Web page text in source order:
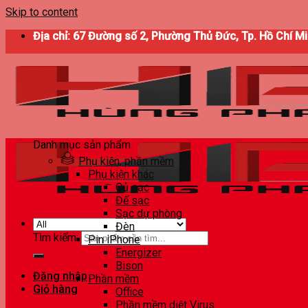
Skip to content
Địa chỉ: 67 Đường số 2, Phường Thủ Đức, Tp. Hồ Chí
Tìm kiếm:
Đăng nhập
Giỏ hàng
Danh mục sản phẩm
Phụ kiện, phần mềm
Phụ kiện khác
Củ sạc
Đế sạc
Sạc dự phòng
Đèn
Pin iPhone
Energizer
Bison
Phần mềm
Office
Phần mềm diệt Virus